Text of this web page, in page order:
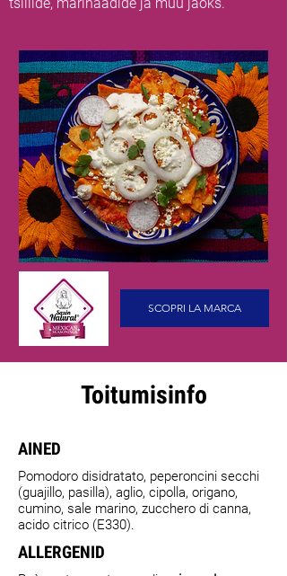
SCOPRI LA MARCA
Toitumisinfo
AINED
Pomodoro disidratato, peperoncini secchi
(guajillo, pasilla), aglio, cipolla, origano,
cumino, sale marino, zucchero di canna,
acido citrico (E330).
ALLERGENID